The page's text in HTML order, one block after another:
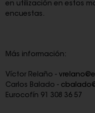
en utilización en estos
encuestas.
Más información:
Víctor Relaño -
Carlos Balado -
Eurocofín 91 308 36 57